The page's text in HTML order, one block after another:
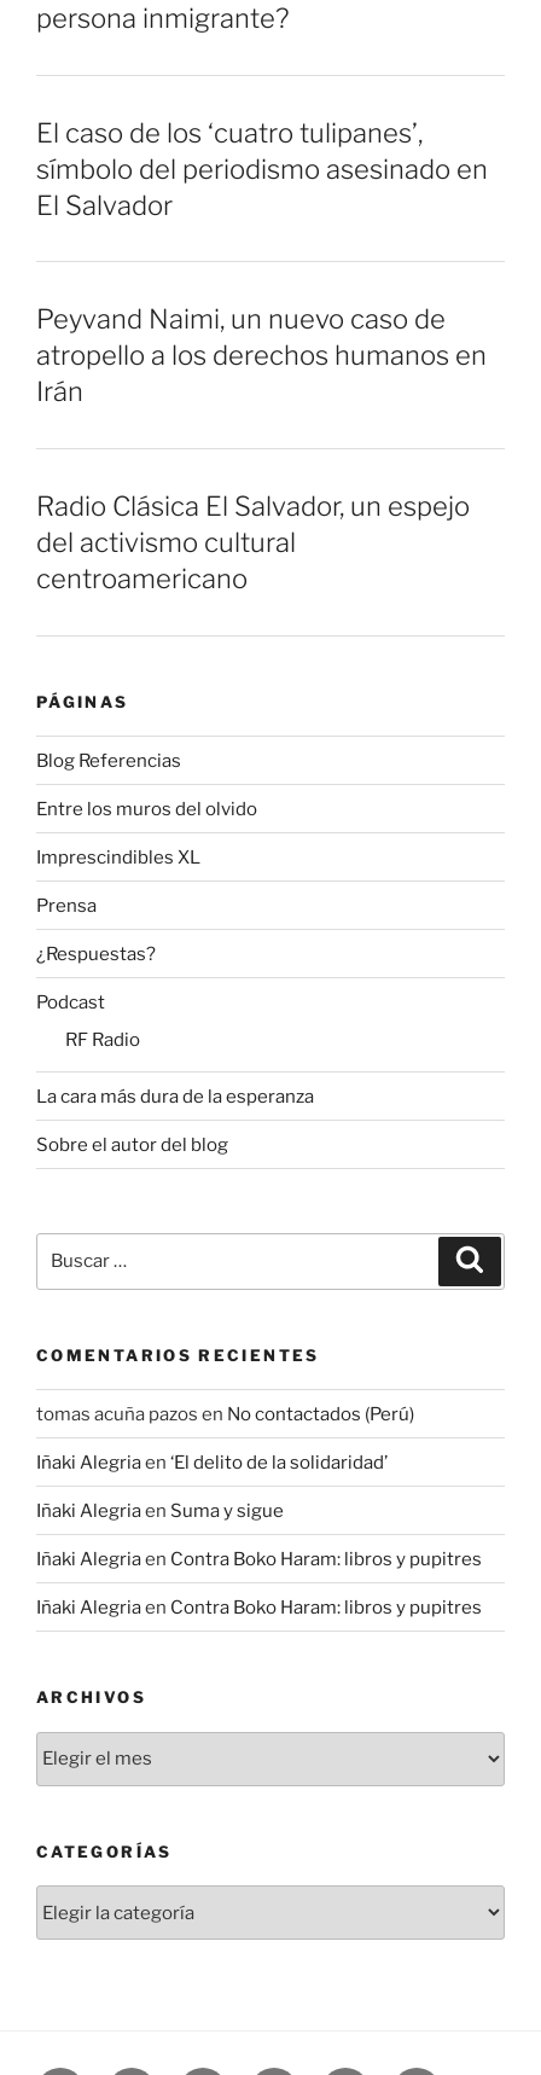
persona inmigrante?
El caso de los ‘cuatro tulipanes’,
símbolo del periodismo asesinado en
El Salvador
Peyvand Naimi, un nuevo caso de
atropello a los derechos humanos en
Irán
Radio Clásica El Salvador, un espejo
del activismo cultural
centroamericano
PÁGINAS
Blog Referencias
Entre los muros del olvido
Imprescindibles XL
Prensa
¿Respuestas?
Podcast
RF Radio
La cara más dura de la esperanza
Sobre el autor del blog
por:
COMENTARIOS RECIENTES
tomas acuña pazos en No contactados (Perú)
Iñaki Alegriaen ‘El delito de la solidaridad’
Iñaki Alegriaen Suma y sigue
Iñaki Alegriaen Contra Boko Haram: libros y pupitres
Iñaki Alegriaen Contra Boko Haram: libros y pupitres
ARCHIVOS
CATEGORÍAS